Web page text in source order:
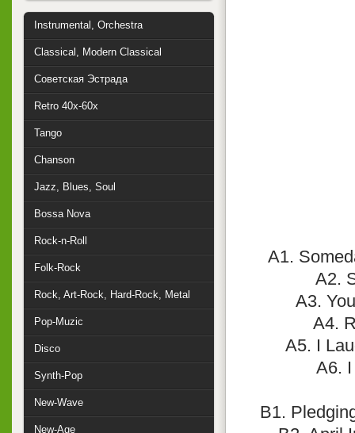
A1.
A2.
A3.
A4.
A5. I
A6.
B1.
Instrumental, Orchestra
Classical, Modern Classical
Советская Эстрада
Retro 40x-60x
Tango
Chanson
Jazz, Blues, Soul
Bossa Nova
Rock-n-Roll
Folk-Rock
Rock, Art-Rock, Hard-Rock, Metal
Pop-Muzic
Disco
Synth-Pop
New-Wave
New-Age